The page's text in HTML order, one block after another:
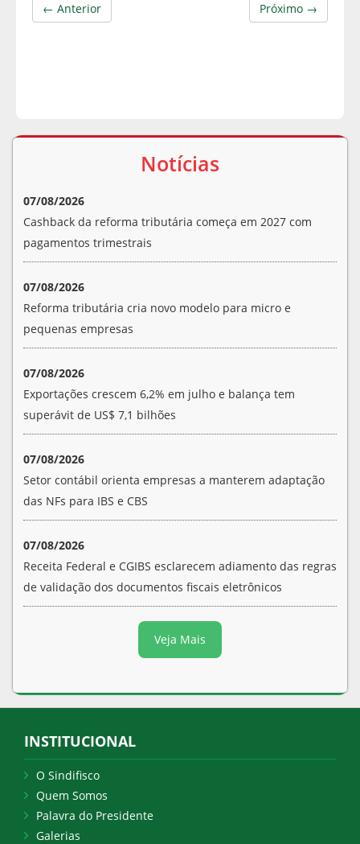
Próximo →
← Anterior
Notícias
07/08/2026
Cashback da reforma tributária começa em 2027 com
pagamentos trimestrais
07/08/2026
Reforma tributária cria novo modelo para micro e
pequenas empresas
07/08/2026
Exportações crescem 6,2% em julho e balança tem
superávit de US$ 7,1 bilhões
07/08/2026
Setor contábil orienta empresas a manterem adaptação
das NFs para IBS e CBS
07/08/2026
Receita Federal e CGIBS esclarecem adiamento das regras
de validação dos documentos fiscais eletrônicos
Veja Mais
INSTITUCIONAL
O Sindifisco
Quem Somos
Palavra do Presidente
Galerias